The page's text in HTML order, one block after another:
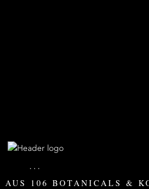
...
106 BOTANICALS &